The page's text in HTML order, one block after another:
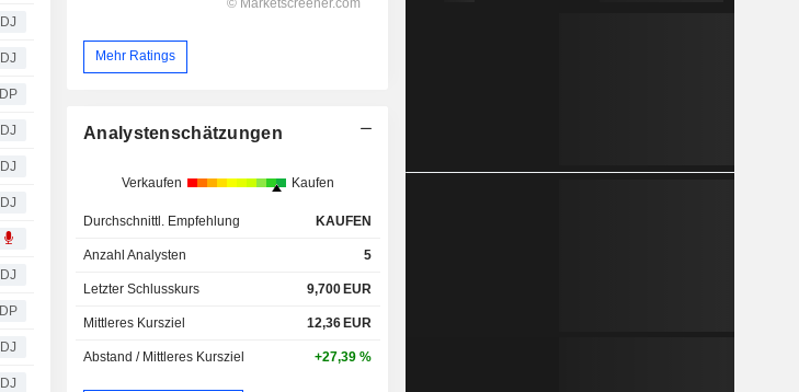
DJ
DJ
DP
DJ
DJ
DJ
DJ
DP
DJ
DJ
Mehr Ratings
Analystenschätzungen
Verkaufen Kaufen
Durchschnittl. Empfehlung KAUFEN
Anzahl Analysten 5
Letzter Schlusskurs 9,700EUR
Mittleres Kursziel 12,36EUR
Abstand / Mittleres Kursziel +27,39 %